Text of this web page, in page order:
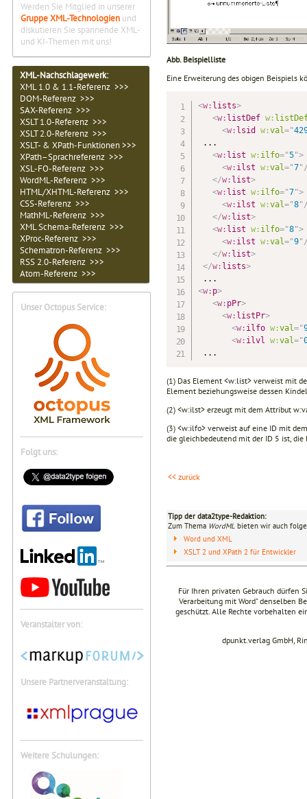
Werden Sie Mitglied in unserer
Gruppe XML-Technologien und
diskutieren Sie spannende XML-
und KI-Themen mit uns!
XML-Nachschlagewerk:
XML 1.0 & 1.1-Referenz >>>
DOM-Referenz >>>
SAX-Referenz >>>
XSLT 1.0-Referenz >>>
XSLT 2.0-Referenz >>>
XSLT- & XPath-Funktionen >>>
XPath–Sprachreferenz >>>
XSL-FO-Referenz >>>
WordML-Referenz >>>
HTML/XHTML-Referenz >>>
CSS-Referenz >>>
MathML-Referenz >>>
XML Schema-Referenz >>>
XProc-Referenz >>>
Schematron-Referenz >>>
RSS 2.0-Referenz >>>
Atom-Referenz >>>
Unser Octopus Service:
Folgt uns:
Veranstalter von:
Unsere Partnerveranstaltung:
Weitere Schulungen:
Abb. Beispielliste
Eine Erweiterung des obigen Beispiels
<w: lists>
<w: listDef w:
<w: lsid w:val="
...
<w: list w: ilfo="5">
<w: ilst w:val="7"
</w: list>
<w: list w: ilfo="7">
<w: ilst w:val="8"
</w: list>
<w: list w: ilfo="8">
<w: ilst w:val="9"
</w: list>
</w: lists>
<w: p>
<w: pPr>
<w: listPr>
<w: ilfo w:val="
<w: ilvl w:val="
...
(1) Das Element <w:list> verweist mit
Element beziehungsweise dessen
(2) <w:ilst> erzeugt mit dem Attribut
(3) <w:ilfo> verweist auf eine ID mit
die gleichbedeutend mit der ID 5 ist,
<< zurück
Tipp der data2type-Redaktion:
Zum Thema WordML bieten wir auch
Word und XML
XSLT 2 und XPath 2 für Entwickler
Für Ihren privaten Gebrauch dürfen
Verarbeitung mit Word" denselben
geschützt. Alle Rechte vorbehalten
dpunkt.verlag GmbH,